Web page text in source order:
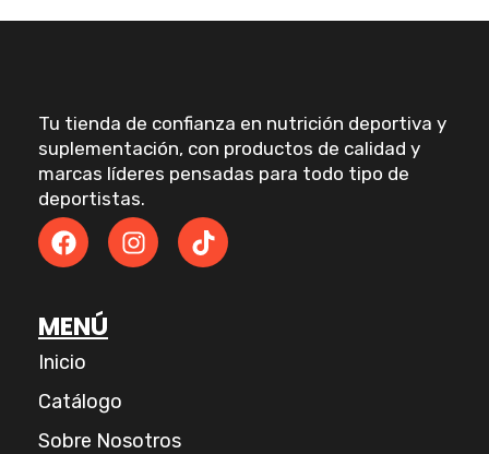
Tu tienda de confianza en nutrición deportiva y
suplementación, con productos de calidad y
marcas líderes pensadas para todo tipo de
deportistas.
F
a
b
o
o
k
I
n
m
T
i
MENÚ
Inicio
Catálogo
Sobre Nosotros